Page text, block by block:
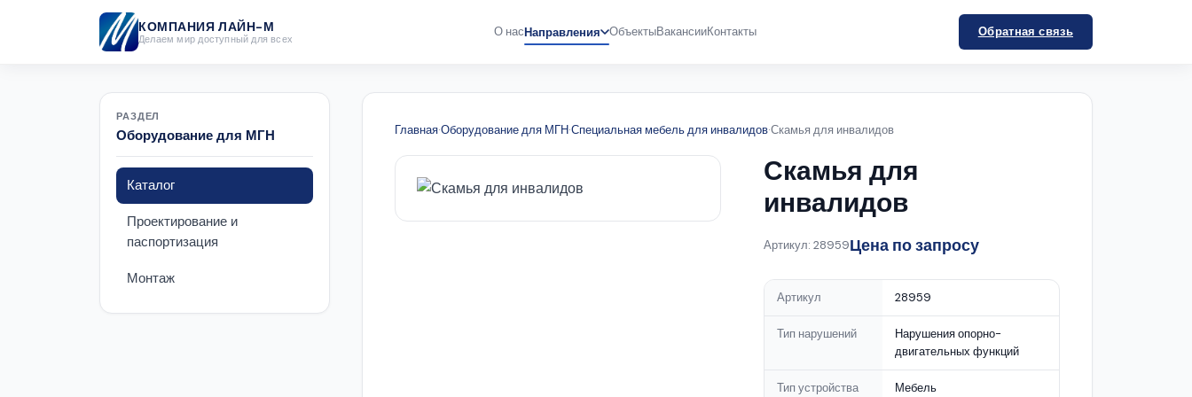
КОМПАНИЯ ЛАЙН-М
Делаем мир доступный для всех О насНаправления ОбъектыВакансииКонтакты Обратная связь
РАЗДЕЛ
Оборудование для МГН
Каталог
Проектирование и
паспортизация
Монтаж
Главная·Оборудование для МГН·Специальная мебель для инвалидов·Скамья для инвалидов
Скамья для
инвалидов
Артикул: 28959Цена по запросу
Артикул 28959
Тип нарушений
Нарушения опорно-
двигательных функций
Тип устройства Мебель